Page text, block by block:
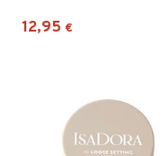
12,95 €